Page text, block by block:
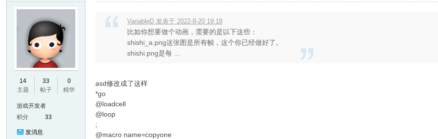
14
主题
33
帖子
0
精华
游戏开发者
积分
33
发消息
VariableD 发表于 2022-8-20 19:18
比如你想要做个动画，需要的是以下这些：
shishi_a.png这张图是所有帧，这个你已经做好了。
shishi.png是每 ...
asd修改成了这样
*go
@loadcell
@loop
;
@macro name=copyone